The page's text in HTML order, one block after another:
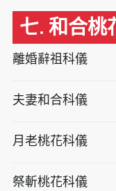
七. 和合桃
離婚辭祖科儀
夫妻和合科儀
月老桃花科儀
祭斬桃花科儀